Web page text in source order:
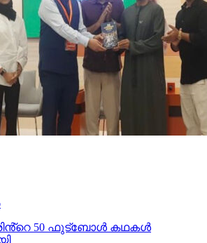
50 ഫുട്ബോൾ കഥകൾ